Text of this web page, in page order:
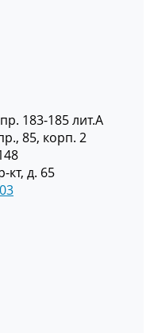
183-185 лит.А
85, корп. 2
кт, д. 65